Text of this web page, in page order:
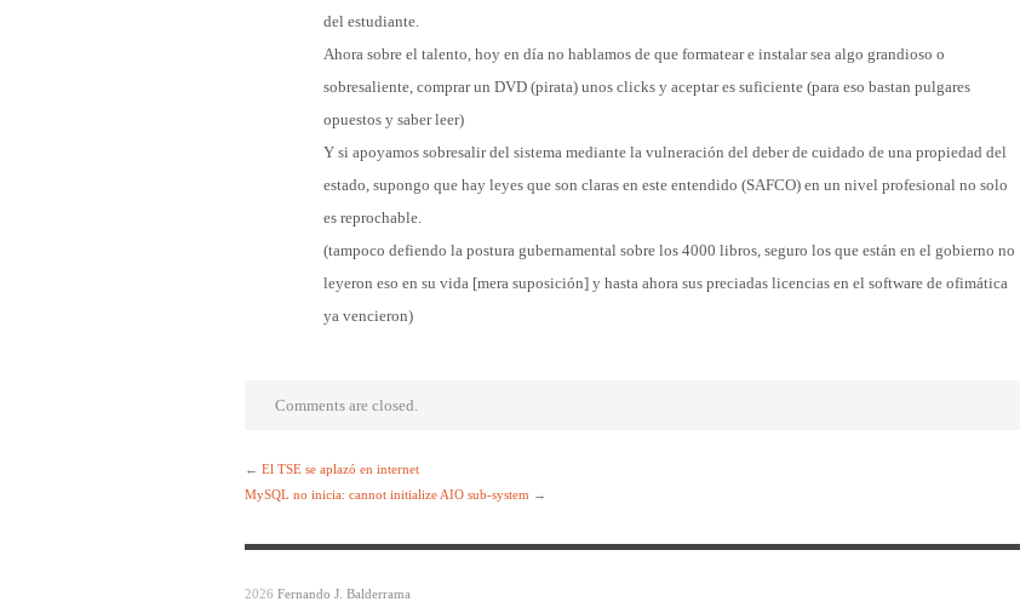
del estudiante.
Ahora sobre el talento, hoy en día no hablamos de que formatear e instalar sea algo grandioso o
sobresaliente, comprar un DVD (pirata) unos clicks y aceptar es suficiente (para eso bastan pulgares
opuestos y saber leer)
Y si apoyamos sobresalir del sistema mediante la vulneración del deber de cuidado de una propiedad del
estado, supongo que hay leyes que son claras en este entendido (SAFCO) en un nivel profesional no solo
es reprochable.
(tampoco defiendo la postura gubernamental sobre los 4000 libros, seguro los que están en el gobierno no
leyeron eso en su vida [mera suposición] y hasta ahora sus preciadas licencias en el software de ofimática
ya vencieron)
Comments are closed.
← El TSE se aplazó en internet
MySQL no inicia: cannot initialize AIO sub-system →
2026 Fernando J. Balderrama